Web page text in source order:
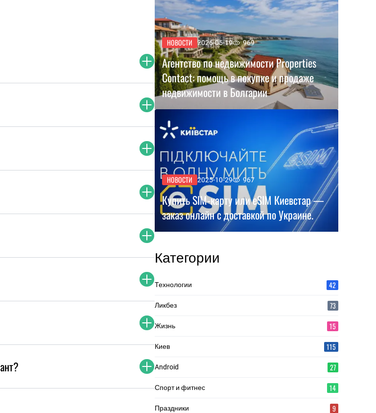
НОВОСТИ 2026-05-19 969
Агентство по недвижимости Properties
Contact: помощь в покупке и продаже
недвижимости в Болгарии
НОВОСТИ 2025-10-29 967
Купить SIM-карту или eSIM Киевстар —
заказ онлайн с доставкой по Украине.
Категории
Технологии 42
Ликбез 73
Жизнь 15
Киев 115
Android 27
Спорт и фитнес 14
Праздники 9